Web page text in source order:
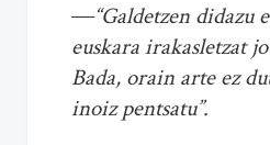
―“Galdetzen didazu
euskara irakasletzat
Bada, orain arte ez
inoiz pentsatu”.